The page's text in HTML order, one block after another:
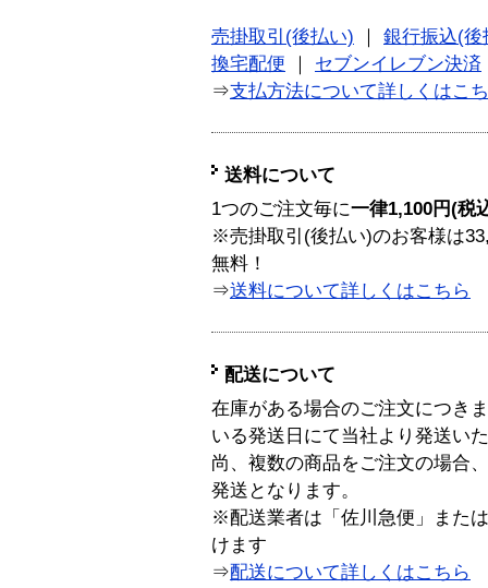
売掛取引(後払い)
銀行振込(後
換宅配便
セブンイレブン決済
⇒支払方法について詳しくはこ
送料について
1つのご注文毎に一律1,100円(税
※売掛取引(後払い)のお客様は
無料！
⇒送料について詳しくはこちら
配送について
在庫がある場合のご注文につき
いる発送日にて当社より発送い
尚、複数の商品をご注文の場合
発送となります。
※配送業者は「佐川急便」また
けます
⇒配送について詳しくはこちら